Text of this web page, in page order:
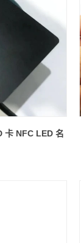
卡 NFC LED 名